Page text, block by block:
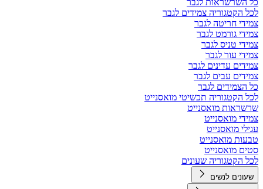
כל השרשראות לגבר
לכל הקטגוריה צמידים לגבר
צמידי חריטה לגבר
צמידי גורמט לגבר
צמידי טניס לגבר
צמידי עור לגבר
צמידים עדינים לגבר
צמידים עבים לגבר
כל הצמידים לגבר
לכל הקטגוריה תכשיטי מואסנייט
שרשראות מואסנייט
צמידי מואסנייט
עגילי מואסנייט
טבעות מואסנייט
סטים מואסנייט
לכל הקטגוריה שעונים
שעונים לנשים